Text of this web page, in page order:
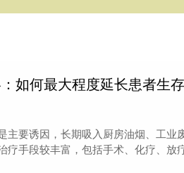
如何最大程度延长患者生
主要诱因，长期吸入厨房油烟、工业
疗手段较丰富，包括手术、化疗、放